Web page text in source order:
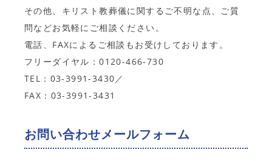
その他、キリスト教葬儀に関するご不明な点、ご質
問などお気軽にご相談ください。
電話、FAXによるご相談もお受けしております。
フリーダイヤル：0120-466-730
TEL：03-3991-3430／
FAX：03-3991-3431
お問い合わせメールフォーム